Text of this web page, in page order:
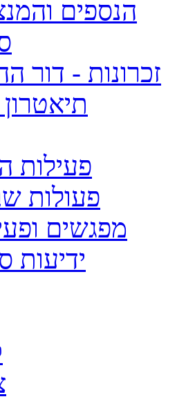
הנספים
זכרונות - דור
פעילות
פעולות
מפגשים
ידיעות